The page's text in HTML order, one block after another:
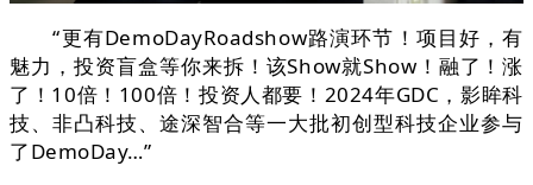
“更有DemoDayRoadshow路演环节！项目好，有
魅力，投资盲盒等你来拆！该Show就Show！融了！涨
了！10倍！100倍！投资人都要！2024年GDC，影眸科
技、非凸科技、途深智合等一大批初创型科技企业参与
了DemoDay…”